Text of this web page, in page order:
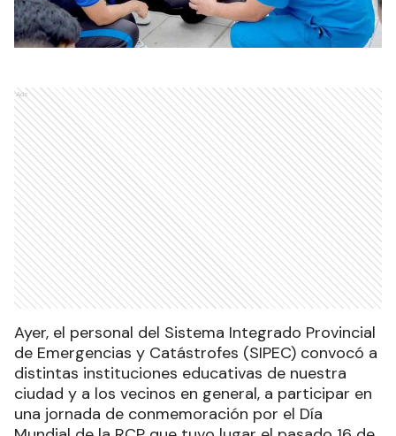
Ads
Ayer, el personal del Sistema Integrado Provincial
de Emergencias y Catástrofes (SIPEC) convocó a
distintas instituciones educativas de nuestra
ciudad y a los vecinos en general, a participar en
una jornada de conmemoración por el Día